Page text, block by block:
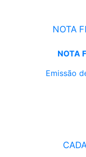
NOTA
NOTA
Emissão